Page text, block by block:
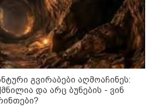
გვირაბები აღმოაჩინეს:
და არც ბუნების - ვინ